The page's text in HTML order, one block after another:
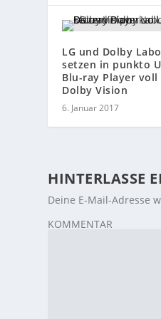
LG und Dolby
setzen in punkto
Blu-ray Player voll
Dolby Vision
6. Januar 2017
HINTERLASSE
Deine E-Mail-Adresse
KOMMENTAR